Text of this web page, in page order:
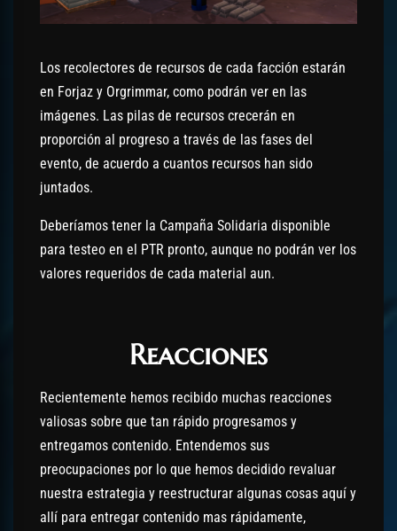
Los recolectores de recursos de cada facción estarán
en Forjaz y Orgrimmar, como podrán ver en las
imágenes. Las pilas de recursos crecerán en
proporción al progreso a través de las fases del
evento, de acuerdo a cuantos recursos han sido
juntados.
Deberíamos tener la Campaña Solidaria disponible
para testeo en el PTR pronto, aunque no podrán ver los
valores requeridos de cada material aun.
Reacciones
Recientemente hemos recibido muchas reacciones
valiosas sobre que tan rápido progresamos y
entregamos contenido. Entendemos sus
preocupaciones por lo que hemos decidido revaluar
nuestra estrategia y reestructurar algunas cosas aquí y
allí para entregar contenido mas rápidamente,